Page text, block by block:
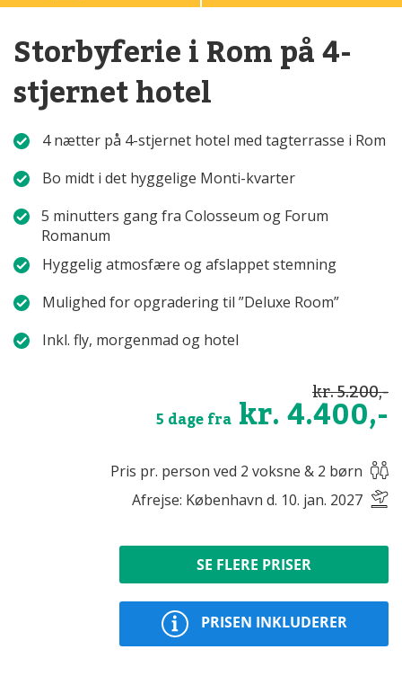
Storbyferie i Rom på 4-
stjernet hotel
4 nætter på 4-stjernet hotel med tagterrasse i Rom
Bo midt i det hyggelige Monti-kvarter
5 minutters gang fra Colosseum og Forum
Romanum
Hyggelig atmosfære og afslappet stemning
Mulighed for opgradering til ”Deluxe Room”
Inkl. fly, morgenmad og hotel
kr. 5.200,-
5 dage fra kr. 4.400,-
Pris pr. person ved 2 voksne & 2 børn
Afrejse: København d. 10. jan. 2027
SE FLERE PRISER
PRISEN INKLUDERER